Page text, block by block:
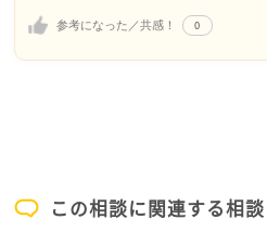
は、単なる空想好きだからで
藤、英雄たちの生き様など、
に心を動かされる力を持って
ただ、少し気になったのは、
現実から距離を置きたくなる
参考になった／共感！ 0
この相談に関連する相談